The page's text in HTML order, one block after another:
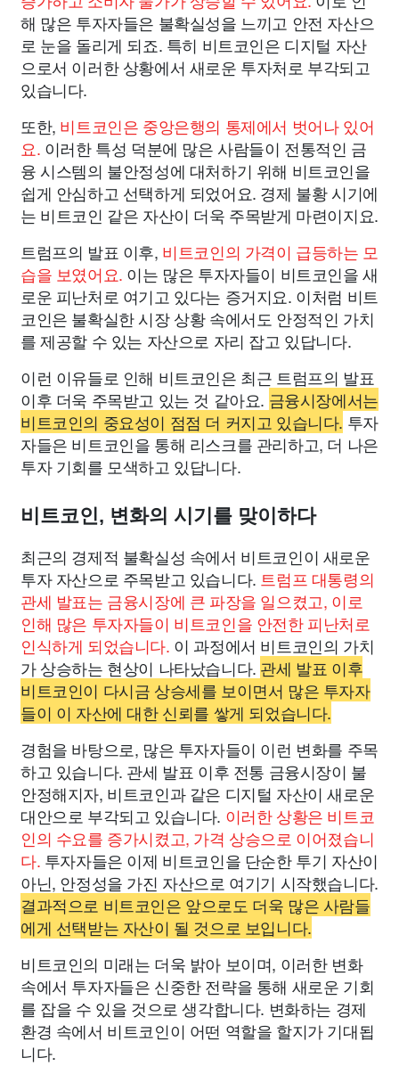
해 많은 투자자들은 불확실성을 느끼고 안전 자산으
로 눈을 돌리게 되죠. 특히 비트코인은 디지털 자산
으로서 이러한 상황에서 새로운 투자처로 부각되고
있습니다.
또한, 비트코인은 중앙은행의 통제에서 벗어나 있어
요. 이러한 특성 덕분에 많은 사람들이 전통적인 금
융 시스템의 불안정성에 대처하기 위해 비트코인을
쉽게 안심하고 선택하게 되었어요. 경제 불황 시기에
는 비트코인 같은 자산이 더욱 주목받게 마련이지요.
트럼프의 발표 이후, 비트코인의 가격이 급등하는 모
습을 보였어요. 이는 많은 투자자들이 비트코인을 새
로운 피난처로 여기고 있다는 증거지요. 이처럼 비트
코인은 불확실한 시장 상황 속에서도 안정적인 가치
를 제공할 수 있는 자산으로 자리 잡고 있답니다.
이런 이유들로 인해 비트코인은 최근 트럼프의 발표
이후 더욱 주목받고 있는 것 같아요. 금융시장에서는
비트코인의 중요성이 점점 더 커지고 있습니다. 투자
자들은 비트코인을 통해 리스크를 관리하고, 더 나은
투자 기회를 모색하고 있답니다.
비트코인, 변화의 시기를 맞이하다
최근의 경제적 불확실성 속에서 비트코인이 새로운
투자 자산으로 주목받고 있습니다. 트럼프 대통령의
관세 발표는 금융시장에 큰 파장을 일으켰고, 이로
인해 많은 투자자들이 비트코인을 안전한 피난처로
인식하게 되었습니다. 이 과정에서 비트코인의 가치
가 상승하는 현상이 나타났습니다. 관세 발표 이후
비트코인이 다시금 상승세를 보이면서 많은 투자자
들이 이 자산에 대한 신뢰를 쌓게 되었습니다.
경험을 바탕으로, 많은 투자자들이 이런 변화를 주목
하고 있습니다. 관세 발표 이후 전통 금융시장이 불
안정해지자, 비트코인과 같은 디지털 자산이 새로운
대안으로 부각되고 있습니다. 이러한 상황은 비트코
인의 수요를 증가시켰고, 가격 상승으로 이어졌습니
다. 투자자들은 이제 비트코인을 단순한 투기 자산이
아닌, 안정성을 가진 자산으로 여기기 시작했습니다.
결과적으로 비트코인은 앞으로도 더욱 많은 사람들
에게 선택받는 자산이 될 것으로 보입니다.
비트코인의 미래는 더욱 밝아 보이며, 이러한 변화
속에서 투자자들은 신중한 전략을 통해 새로운 기회
를 잡을 수 있을 것으로 생각합니다. 변화하는 경제
환경 속에서 비트코인이 어떤 역할을 할지가 기대됩
니다.